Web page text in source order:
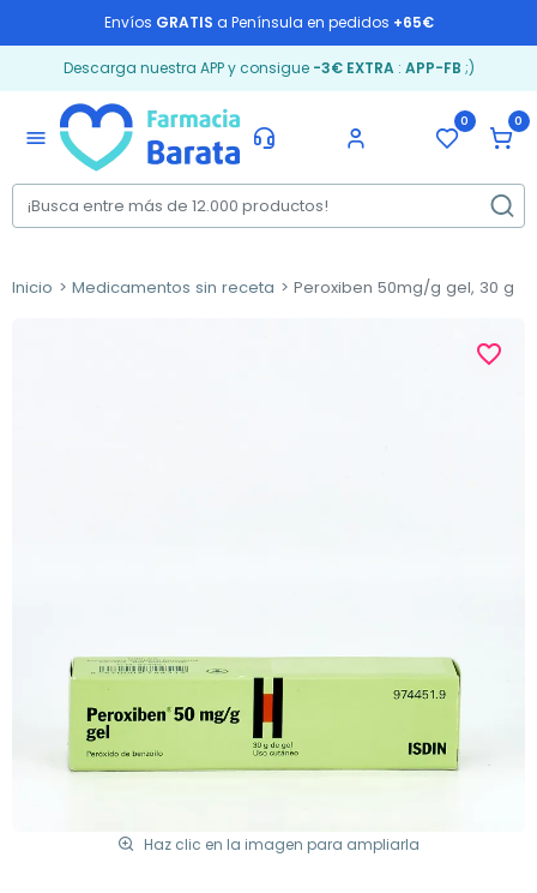
Envíos GRATIS a Península en pedidos +65€
Descarga nuestra APP y consigue -3€ EXTRA: APP-FB ;)
menu
0 0
Inicio Medicamentos sin receta Peroxiben 50mg/g gel, 30 g
Haz clic en la imagen para ampliarla
favorite_border